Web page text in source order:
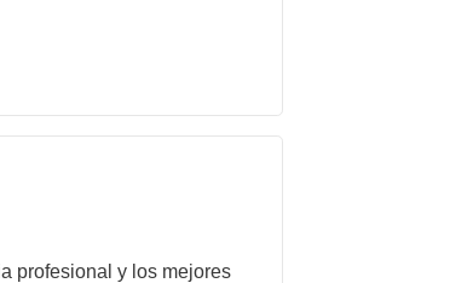
profesional y los mejores